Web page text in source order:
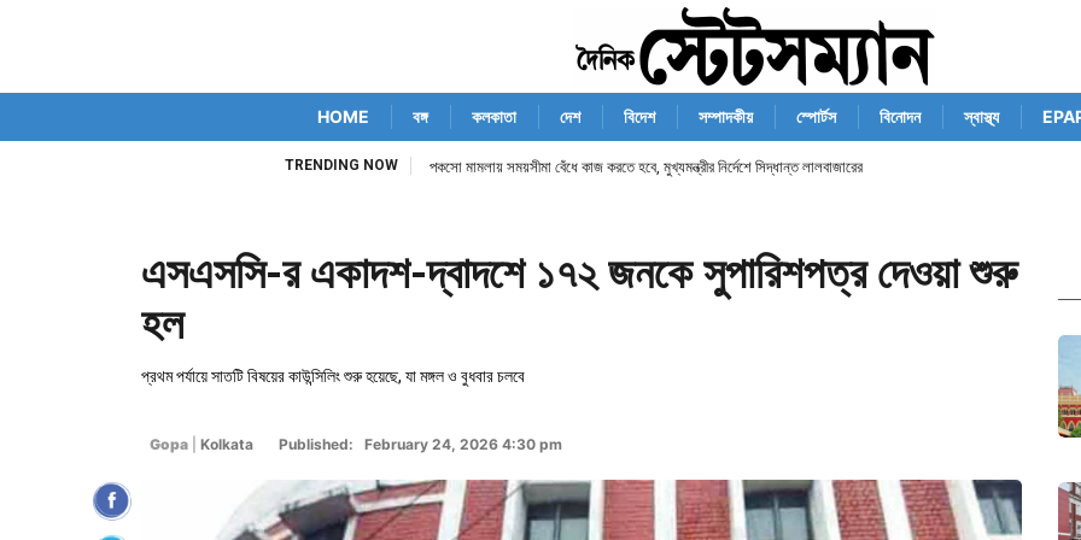
HOME বঙ্গ কলকাতা দেশ বিদেশ সম্পাদকীয় স্পোর্টস বিনোদন স্বাস্থ্য
TRENDING NOW পকসো মামলায় সময়সীমা বেঁধে কাজ করতে হবে, মুখ্যমন্ত্রীর নির্দেশে সিদ্ধান্ত লালবাজারের
এসএসসি-র একাদশ-দ্বাদশে ১৭২ জনকে সুপারিশপত্র দেওয়া শুরু
হল
প্রথম পর্যায়ে সাতটি বিষয়ের কাউন্সিলিং শুরু হয়েছে, যা মঙ্গল ও বুধবার চলবে
Gopa Kolkata Published: February 24, 2026 4:30 pm